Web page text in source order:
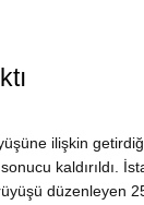
ilişkin
kaldırıldı.
düzenleyen